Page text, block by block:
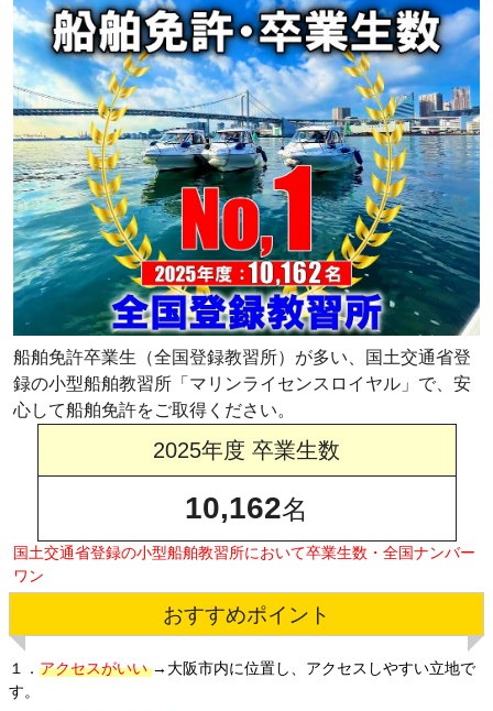
船舶免許卒業生（全国登録教習所）が多い、国土交通省登
録の小型船舶教習所「マリンライセンスロイヤル」で、安
心して船舶免許をご取得ください。
2025年度 卒業生数
10,162名
国土交通省登録の小型船舶教習所において卒業生数・全国ナンバー
ワン
おすすめポイント
１． アクセスがいい→大阪市内に位置し、アクセスしやすい立地で
す。